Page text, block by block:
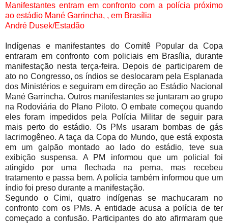
Manifestantes entram em confronto com a polícia próximo
ao estádio Mané Garrincha, , em Brasília
André Dusek/Estadão
Indígenas e manifestantes do Comitê Popular da Copa
entraram em confronto com policiais em Brasília, durante
manifestação nesta terça-feira. Depois de participarem de
ato no Congresso, os índios se deslocaram pela Esplanada
dos Ministérios e seguiram em direção ao Estádio Nacional
Mané Garrincha. Outros manifestantes se juntaram ao grupo
na Rodoviária do Plano Piloto. O embate começou quando
eles foram impedidos pela Polícia Militar de seguir para
mais perto do estádio. Os PMs usaram bombas de gás
lacrimogêneo. A taça da Copa do Mundo, que está exposta
em um galpão montado ao lado do estádio, teve sua
exibição suspensa. A PM informou que um policial foi
atingido por uma flechada na perna, mas recebeu
tratamento e passa bem. A polícia também informou que um
índio foi preso durante a manifestação.
Segundo o Cimi, quatro indígenas se machucaram no
confronto com os PMs. A entidade acusa a polícia de ter
começado a confusão. Participantes do ato afirmaram que